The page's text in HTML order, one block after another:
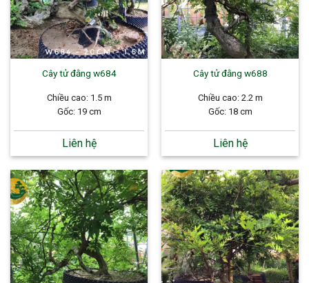
Cây tử đằng w684
Chiều cao: 1.5 m
Gốc: 19 cm
Liên hệ
Cây tử đằng w688
Chiều cao: 2.2 m
Gốc: 18 cm
Liên hệ